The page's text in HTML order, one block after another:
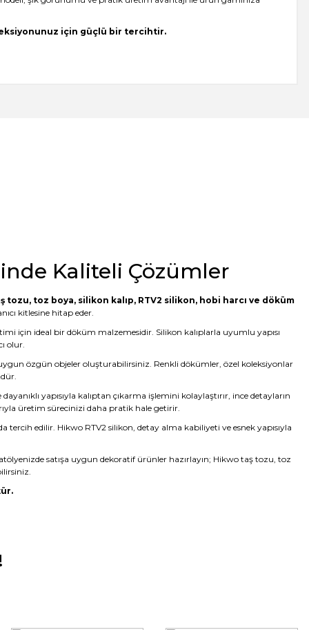
için güçlü bir tercihtir.
Kaliteli Çözümler
tozu, toz boya, silikon kalıp, RTV2 silikon, hobi harcı ve döküm
kitlesine hitap eder.
için ideal bir döküm malzemesidir. Silikon kalıplarla uyumlu yapısı
olur.
özgün objeler oluşturabilirsiniz. Renkli dökümler, özel koleksiyonlar
yapısıyla kalıptan çıkarma işlemini kolaylaştırır, ince detayların
üretim sürecinizi daha pratik hale getirir.
edilir. Hikwo RTV2 silikon, detay alma kabiliyeti ve esnek yapısıyla
satışa uygun dekoratif ürünler hazırlayın; Hikwo taş tozu, toz